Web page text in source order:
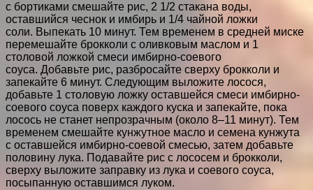
с бортиками смешайте рис, 2 1/2 стакана воды,
оставшийся чеснок и имбирь и 1/4 чайной ложки
соли. Выпекать 10 минут. Тем временем в средней миске
перемешайте брокколи с оливковым маслом и 1
столовой ложкой смеси имбирно-соевого
соуса. Добавьте рис, разбросайте сверху брокколи и
запекайте 6 минут. Следующим выложите лосося,
добавьте 1 столовую ложку оставшейся смеси имбирно-
соевого соуса поверх каждого куска и запекайте, пока
лосось не станет непрозрачным (около 8–11 минут). Тем
временем смешайте кунжутное масло и семена кунжута
с оставшейся имбирно-соевой смесью, затем добавьте
половину лука. Подавайте рис с лососем и брокколи,
сверху выложите заправку из лука и соевого соуса,
посыпанную оставшимся луком.